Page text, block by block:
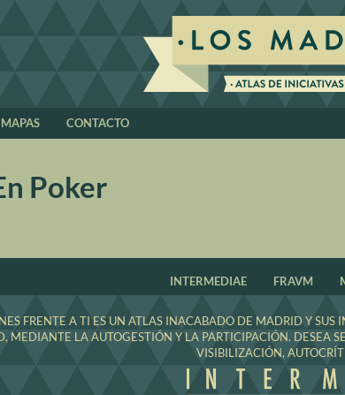
MAPAS CONTACTO
Poker
INTERMEDIAE FRAVM
FRENTE A TI ES UN ATLAS INACABADO DE MADRID Y
MEDIANTE LA AUTOGESTIÓN Y LA PARTICIPACIÓN. DESEA
VISIBILIZACIÓN,